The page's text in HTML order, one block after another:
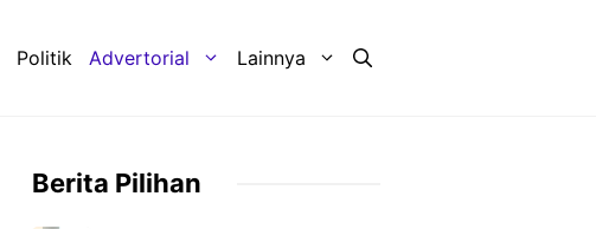
Politik Advertorial Lainnya
Berita Pilihan